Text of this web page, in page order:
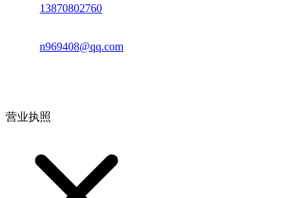
13870802760
n969408@qq.com
营业执照